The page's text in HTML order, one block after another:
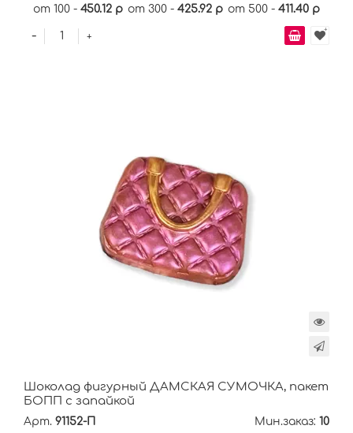
от 100 - 450.12 р от 300 - 425.92 р от 500 - 411.40 р
+
-
Шоколад фигурный ДАМСКАЯ СУМОЧКА, пакет
БОПП с запайкой
Арт. 91152-П Мин.заказ: 10